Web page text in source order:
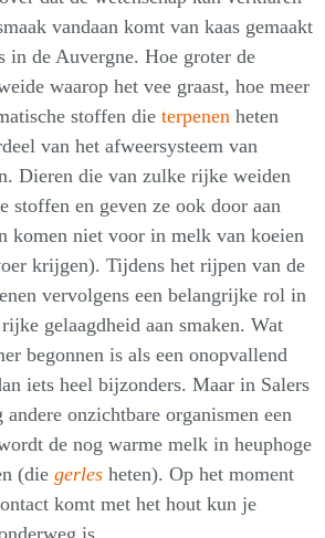
vandaan komt van kaas gemaakt
in de Auvergne. Hoe groter de
waarop het vee graast, hoe meer
stoffen die terpenen heten
van het afweersysteem van
Dieren die van zulke rijke weiden
stoffen en geven ze ook door aan
komen niet voor in melk van koeien
krijgen). Tijdens het rijpen van de
vervolgens een belangrijke rol in
gelaagdheid aan smaken. Wat
begonnen is als een onopvallend
iets heel bijzonders. Maar in Salers
andere onzichtbare organismen een
de nog warme melk in heuphoge
(die gerles heten). Op het moment
komt met het hout kun je